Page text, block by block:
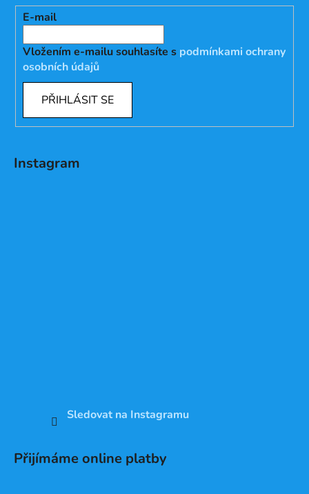
E-mail
Vložením e-mailu souhlasíte s podmínkami ochrany
osobních údajů
PŘIHLÁSIT SE
Instagram
Sledovat na Instagramu
Přijímáme online platby